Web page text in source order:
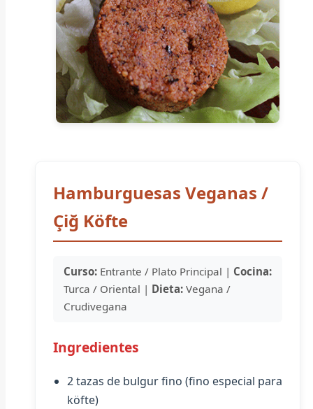
Hamburguesas Veganas /
Çiğ Köfte
Curso: Entrante / Plato Principal | Cocina:
Turca / Oriental | Dieta: Vegana /
Crudivegana
Ingredientes
2 tazas de bulgur fino (fino especial para
köfte)